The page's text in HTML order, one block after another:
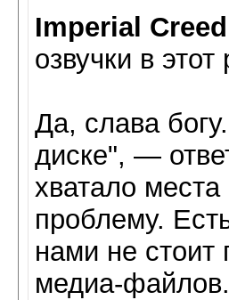
Imperial
озвучки в этот
Да, слава
диске", —
хватало
проблему.
нами не стоит
медиа-